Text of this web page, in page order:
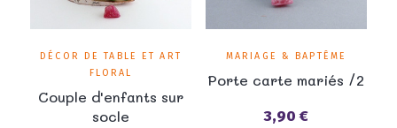
DÉCOR DE TABLE ET ART
FLORAL
Couple d'enfants sur
socle
MARIAGE & BAPTÊME
Porte carte mariés /2
Prix
3,90 €